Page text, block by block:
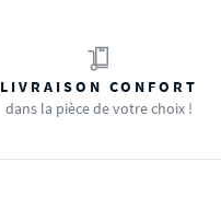
LIVRAISON CONFORT
dans la pièce de votre choix !